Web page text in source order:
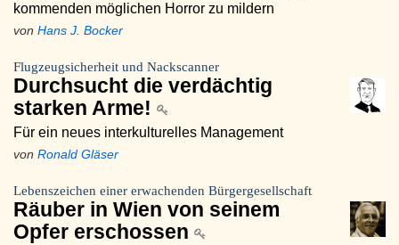
kommenden möglichen Horror zu mildern
von Hans J. Bocker
Flugzeugsicherheit und Nackscanner
Durchsucht die verdächtig
starken Arme!
Für ein neues interkulturelles Management
von Ronald Gläser
Lebenszeichen einer erwachenden Bürgergesellschaft
Räuber in Wien von seinem
Opfer erschossen